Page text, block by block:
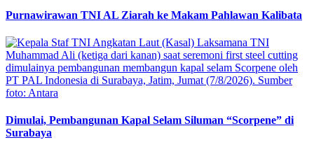
Purnawirawan TNI AL Ziarah ke Makam Pahlawan Kalibata
Dimulai, Pembangunan Kapal Selam Siluman “Scorpene” di
Surabaya